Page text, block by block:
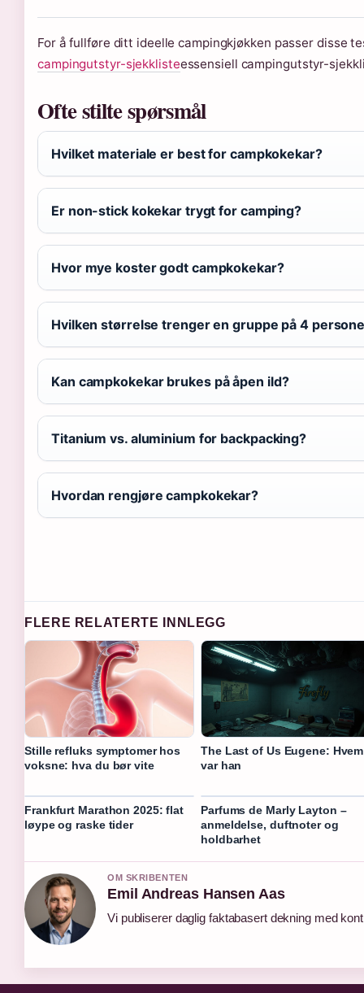
For å fullføre ditt ideelle campingkjøkken passer disse
campingutstyr-sjekklisteessensiell campingutstyr-
Ofte stilte spørsmål
Hvilket materiale er best for campkokekar?
Er non-stick kokekar trygt for camping?
Hvor mye koster godt campkokekar?
Hvilken størrelse trenger en gruppe på 4
Kan campkokekar brukes på åpen ild?
Titanium vs. aluminium for backpacking?
Hvordan rengjøre campkokekar?
FLERE RELATERTE INNLEGG
Stille refluks symptomer hos
voksne: hva du bør vite
The Last of Us Eugene: Hvem
var han
Frankfurt Marathon 2025: flat
løype og raske tider
Parfums de Marly Layton –
anmeldelse, duftnoter og
holdbarhet
OM SKRIBENTEN
Emil Andreas Hansen Aas
Vi publiserer daglig faktabasert dekning med